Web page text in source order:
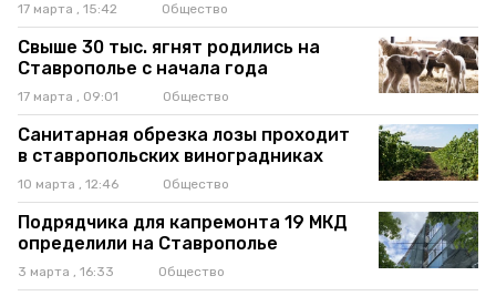
17 марта , 15:42 Общество
Свыше 30 тыс. ягнят родились на
Ставрополье с начала года
17 марта , 09:01 Общество
Санитарная обрезка лозы проходит
в ставропольских виноградниках
10 марта , 12:46 Общество
Подрядчика для капремонта 19 МКД
определили на Ставрополье
3 марта , 16:33 Общество